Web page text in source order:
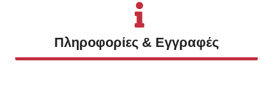
Πληροφορίες & Εγγραφές